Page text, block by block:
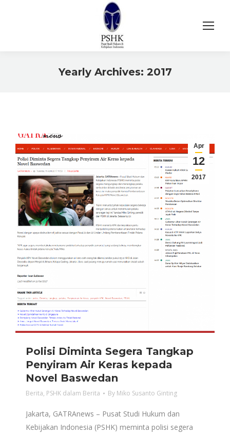
Yearly Archives: 2017
Apr
12
2017
Polisi Diminta Segera Tangkap
Penyiram Air Keras kepada
Novel Baswedan
Berita, PSHK dalam Berita By Miko Susanto Ginting
Jakarta, GATRAnews – Pusat Studi Hukum dan
Kebijakan Indonesia (PSHK) meminta polisi segera